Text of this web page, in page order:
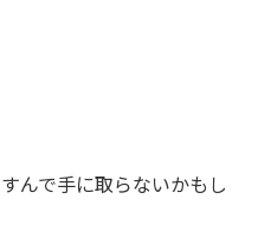
んで手に取らないかもし